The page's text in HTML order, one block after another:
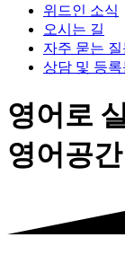
위드인 소식
오시는 길
자주 묻는 질
상담 및 등록
영어로
영어공